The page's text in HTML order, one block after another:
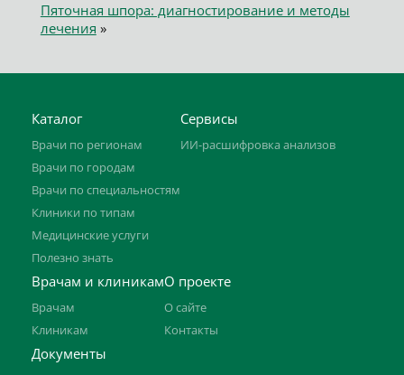
Пяточная шпора: диагностирование и методы
лечения »
Каталог
Врачи по регионам
Врачи по городам
Врачи по специальностям
Клиники по типам
Медицинские услуги
Полезно знать
Сервисы
ИИ-расшифровка анализов
Врачам и клиникам
Врачам
Клиникам
О проекте
О сайте
Контакты
Документы